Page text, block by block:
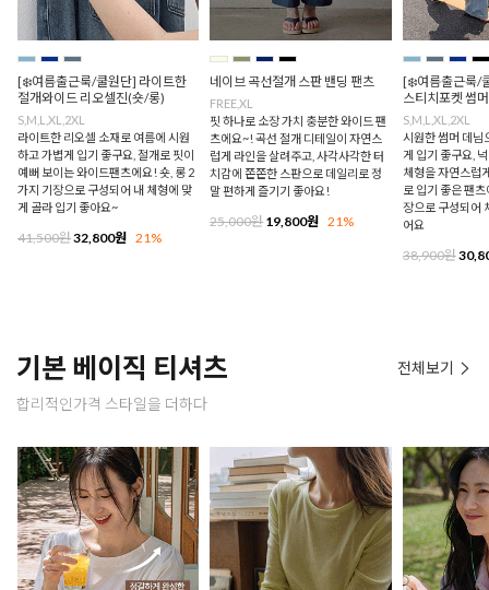
[❄️여름출근룩/쿨원단] 라이트한
절개와이드 리오셀진(숏/롱)
S,M,L,XL,2XL
라이트한 리오셀 소재로 여름에 시원
하고 가볍게 입기 좋구요, 절개로 핏이
예뻐 보이는 와이드팬츠에요! 숏, 롱 2
가지 기장으로 구성되어 내 체형에 맞
게 골라 입기 좋아요~
41,500원32,800원 21%
네이브 곡선절개 스판 밴딩 팬츠
FREE,XL
핏 하나로 소장 가치 충분한 와이드 팬
츠에요~! 곡선 절개 디테일이 자연스
럽게 라인을 살려주고, 사각사각한 터
치감에 쫀쫀한 스판으로 데일리로 정
말 편하게 즐기기 좋아요!
25,000원19,800원 21%
[❄️여름출근룩/
스티치포켓 썸
S,M,L,XL,2XL
시원한 썸머 데님
게 입기 좋구요,
체형을 자연스럽
로 입기 좋은 팬
장으로 구성되어
어요
38,900원
기본 베이직 티셔츠
합리적인가격 스타일을 더하다
전체보기